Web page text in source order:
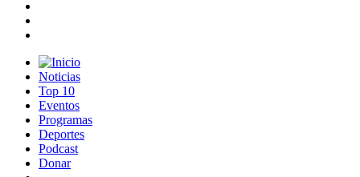
Noticias
Top 10
Eventos
Programas
Deportes
Podcast
Donar